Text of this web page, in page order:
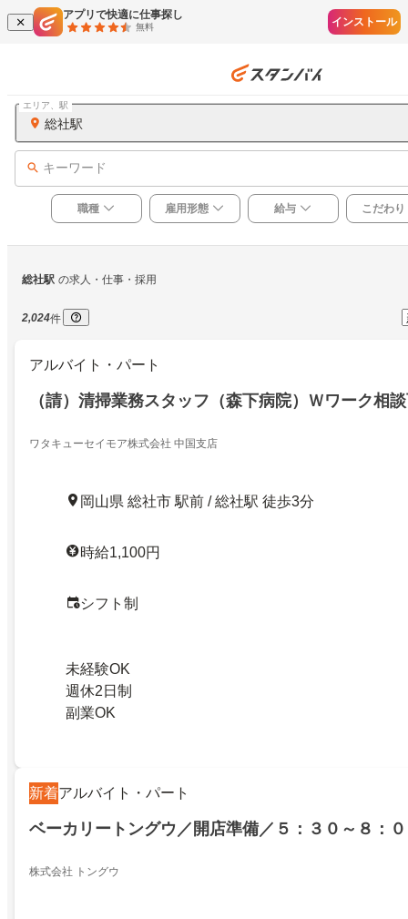
アプリで快適に仕事探し
無料 インストール
総社駅
エリア、駅
キーワード
職種 雇用形態 給与 こだわり
総社駅 の求人・仕事・採用
2,024件
アルバイト・パート
（請）清掃業務スタッフ（森下病院）Ｗワーク相
ワタキューセイモア株式会社 中国支店
岡山県 総社市 駅前 / 総社駅 徒歩3分
時給1,100円
シフト制
未経験OK
週休2日制
副業OK
新着アルバイト・パート
ベーカリートングウ／開店準備／５：３０～８：
株式会社 トングウ